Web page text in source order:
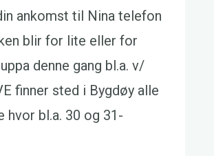
ankomst til Nina telefon
blir for lite eller for
denne gang bl.a. v/
finner sted i Bygdøy alle
hvor bl.a. 30 og 31-